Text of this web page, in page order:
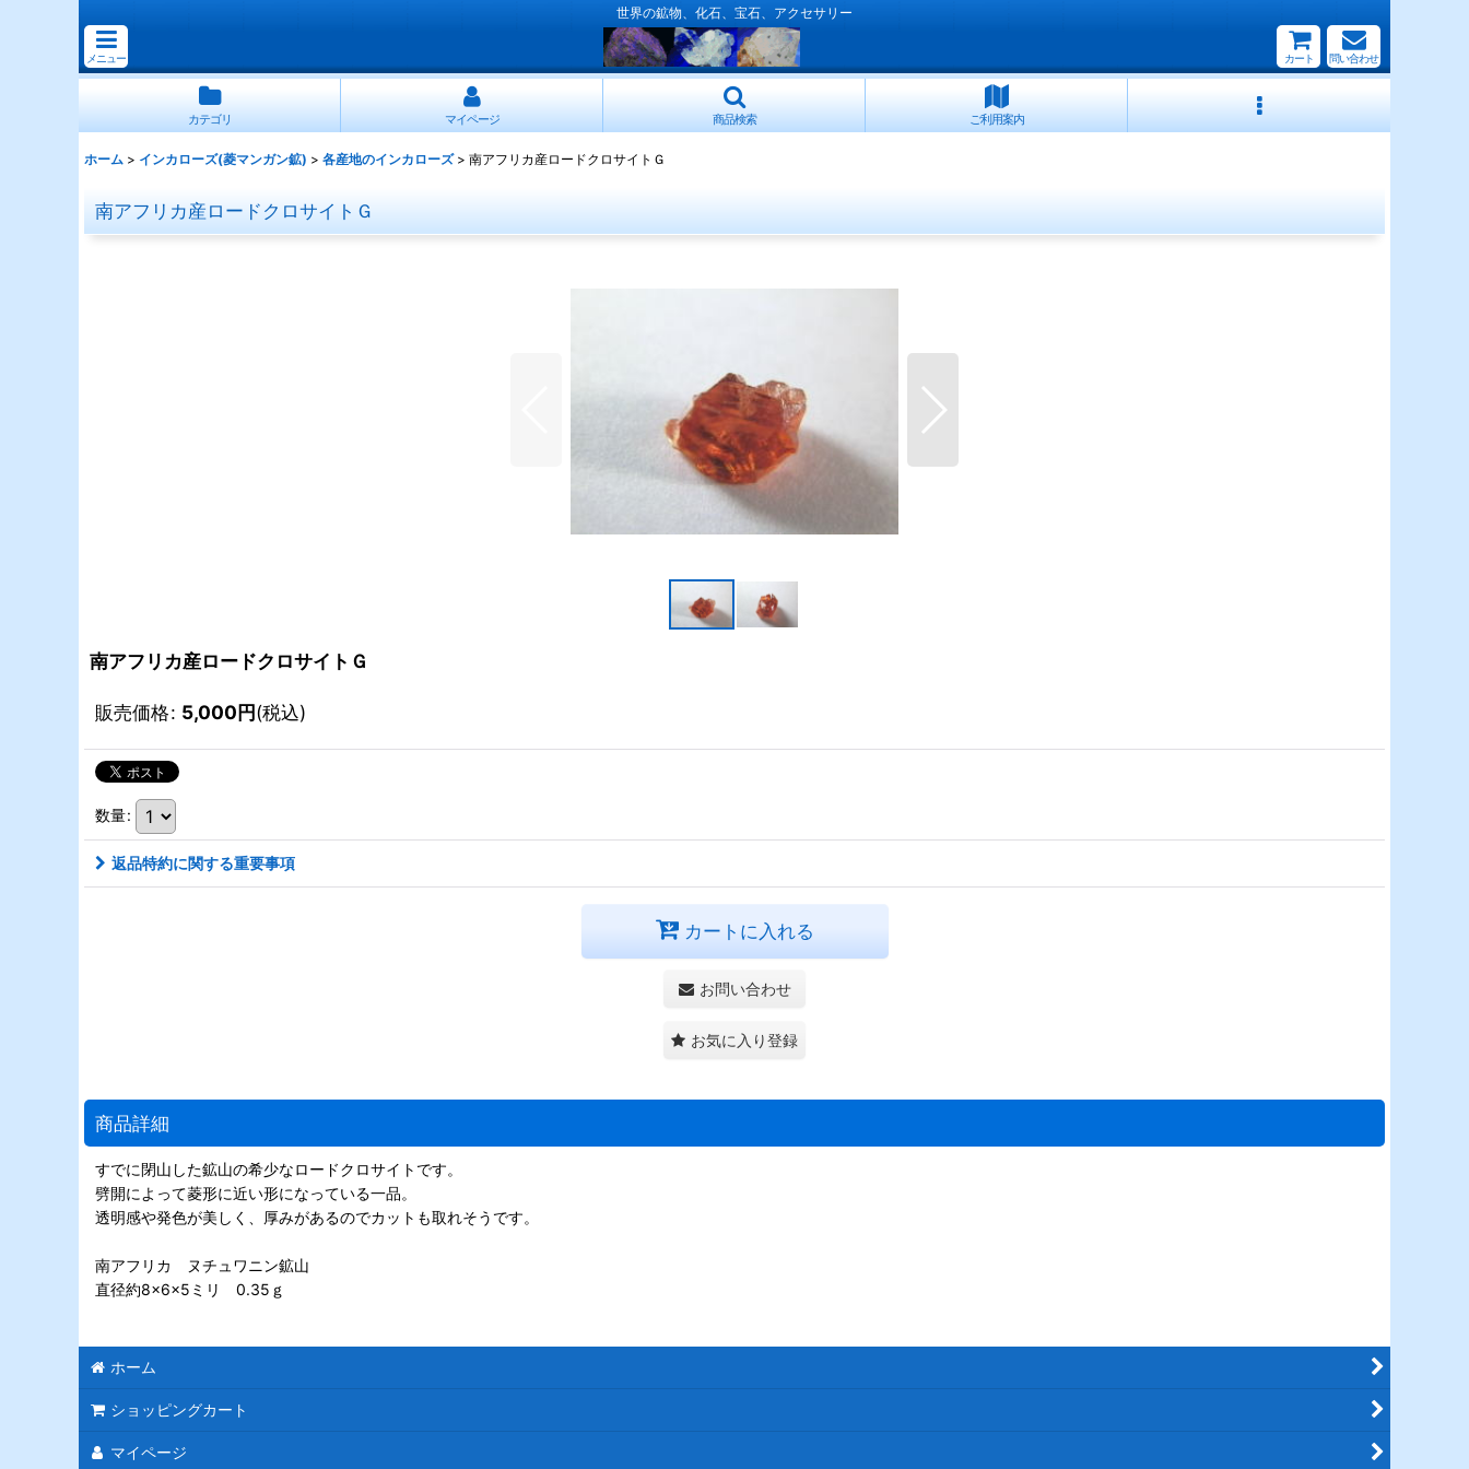
世界の鉱物、化石、宝石、アクセサリー
メニュー カート 問い合わせ
カテゴリ マイページ 商品検索 ご利用案内
ホーム > インカローズ(菱マンガン鉱) > 各産地のインカローズ > 南アフリカ産ロードクロサイトＧ
南アフリカ産ロードクロサイトＧ
南アフリカ産ロードクロサイトＧ
販売価格: 5,000円(税込)
数量:
返品特約に関する重要事項
カートに入れる
お問い合わせ
お気に入り登録
商品詳細
すでに閉山した鉱山の希少なロードクロサイトです。
劈開によって菱形に近い形になっている一品。
透明感や発色が美しく、厚みがあるのでカットも取れそうです。
南アフリカ ヌチュワニン鉱山
直径約8×6×5ミリ 0.35ｇ
ホーム
ショッピングカート
マイページ